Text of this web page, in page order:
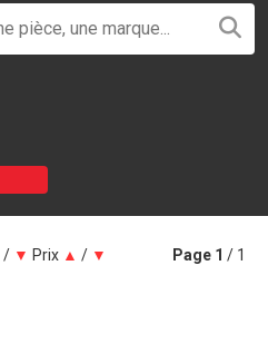
/ ▼ Prix ▲ / ▼ Page 1 / 1